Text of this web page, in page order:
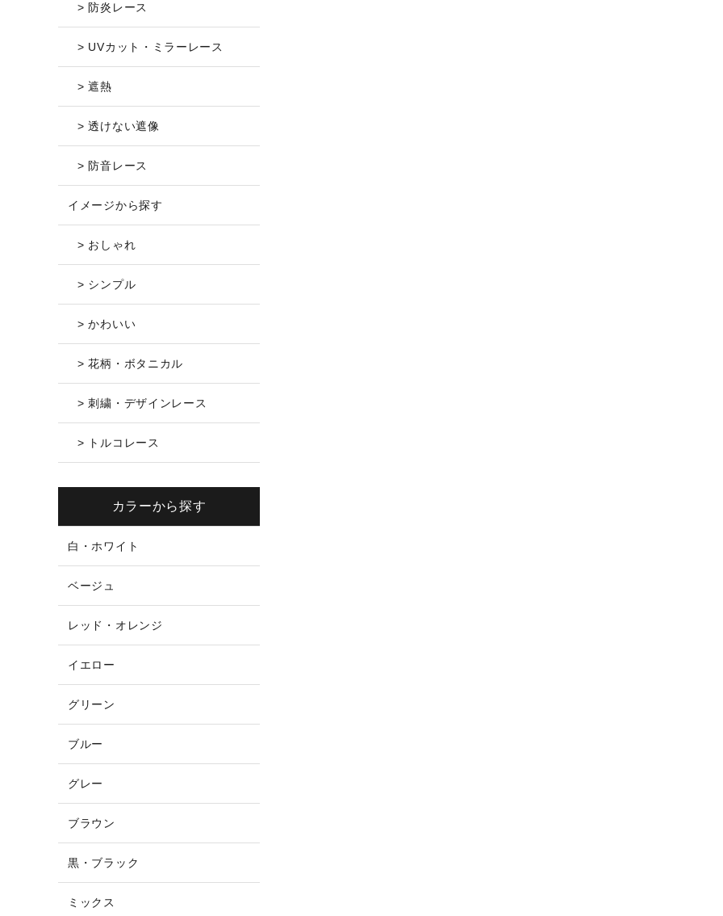
> 防炎レース
> UVカット・ミラーレース
> 遮熱
> 透けない遮像
> 防音レース
イメージから探す
> おしゃれ
> シンプル
> かわいい
> 花柄・ボタニカル
> 刺繍・デザインレース
> トルコレース
カラーから探す
白・ホワイト
ベージュ
レッド・オレンジ
イエロー
グリーン
ブルー
グレー
ブラウン
黒・ブラック
ミックス